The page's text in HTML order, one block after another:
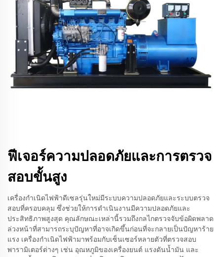
ฟีเจอร์ความปลอดภัยและการตรวจ
สอบขั้นสูง
เครื่องกำเนิดไฟฟ้าดีเซลรุ่นใหม่มีระบบความปลอดภัยและระบบตรวจ
สอบที่ครอบคลุม ซึ่งช่วยให้การดำเนินงานมีความปลอดภัยและ
ประสิทธิภาพสูงสุด คุณลักษณะเหล่านี้รวมถึงกลไกตรวจจับข้อผิดพลาด
ล่วงหน้าที่สามารถระบุปัญหาที่อาจเกิดขึ้นก่อนที่จะกลายเป็นปัญหาร้าย
แรง เครื่องกำเนิดไฟฟ้ามาพร้อมกับเซ็นเซอร์หลายตัวที่ตรวจสอบ
พารามิเตอร์ต่างๆ เช่น อุณหภูมิของเครื่องยนต์ แรงดันน้ำมัน และ